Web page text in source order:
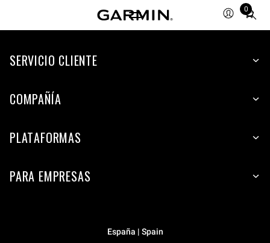
0
Total
items
cart:
SERVICIO CLIENTE
COMPAÑÍA
PLATAFORMAS
PARA EMPRESAS
España | Spain